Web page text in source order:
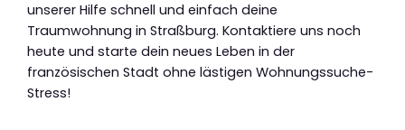
unserer Hilfe schnell und einfach deine
Traumwohnung in Straßburg. Kontaktiere uns noch
heute und starte dein neues Leben in der
französischen Stadt ohne lästigen Wohnungssuche-
Stress!